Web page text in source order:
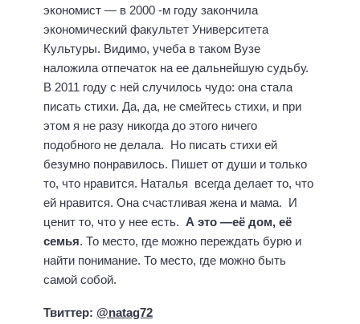
экономист — в 2000 -м году закончила
экономический факультет Университета
Культуры. Видимо, учеба в таком Вузе
наложила отпечаток на ее дальнейшую судьбу.
В 2011 году с ней случилось чудо: она стала
писать стихи. Да, да, не смейтесь стихи, и при
этом я не разу никогда до этого ничего
подобного не делала. Но писать стихи ей
безумно понравилось. Пишет от души и только
то, что нравится. Наталья всегда делает то, что
ей нравится. Она счастливая жена и мама. И
ценит то, что у нее есть. А это —её дом, её
семья. То место, где можно переждать бурю и
найти понимание. То место, где можно быть
самой собой.
Твиттер: @natag72